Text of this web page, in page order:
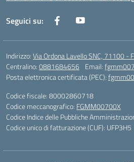
Seguici su:
Indirizzo:Via Ordona Lavello SNC, 71100 -
Centralino:0881684656 Email:
Posta elettronica certificata (PEC):
Codice fiscale: 80002860718
Codice meccanografico: FGMM00700X
Codice Indice delle Pubbliche
Codice unico di fatturazione (CUF): UFP3H5